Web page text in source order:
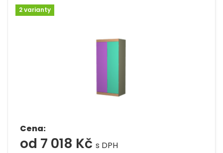
2 varianty
Cena:
od 7 018 Kč s DPH